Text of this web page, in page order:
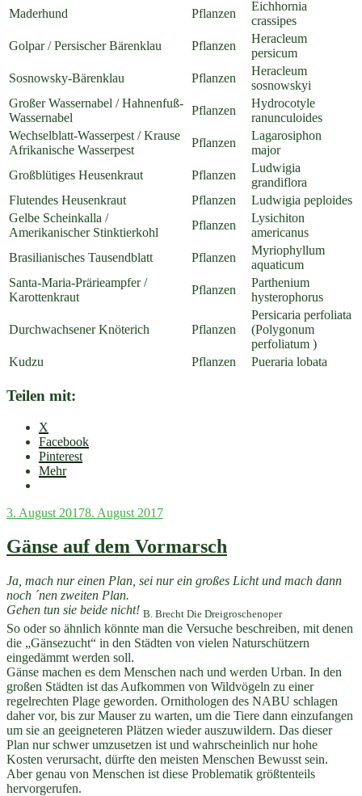
Maderhund Pflanzen
Eichhornia
crassipes
Golpar / Persischer Bärenklau
Pflanzen
Heracleum
persicum
Sosnowsky-Bärenklau
Pflanzen
Heracleum
sosnowskyi
Großer Wassernabel / Hahnenfuß-
Wassernabel
Pflanzen
Hydrocotyle
ranunculoides
Wechselblatt-Wasserpest / Krause
Afrikanische Wasserpest
Pflanzen
Lagarosiphon
major
Großblütiges Heusenkraut
Pflanzen
Ludwigia
grandiflora
Flutendes Heusenkraut
Pflanzen
Ludwigia peploides
Gelbe Scheinkalla /
Amerikanischer Stinktierkohl
Pflanzen
Lysichiton
americanus
Brasilianisches Tausendblatt
Pflanzen
Myriophyllum
aquaticum
Santa-Maria-Prärieampfer /
Karottenkraut
Pflanzen
Parthenium
hysterophorus
Durchwachsener Knöterich Pflanzen
Persicaria perfoliata
(Polygonum
perfoliatum )
Kudzu
Pflanzen Pueraria lobata
Teilen mit:
X
Facebook
Pinterest
Mehr
Veröffentlicht
3. August 20178. August 2017
Gänse auf dem Vormarsch
Ja, mach nur einen Plan, sei nur ein großes Licht und mach dann
noch ´nen zweiten Plan.
Gehen tun sie beide nicht! B. Brecht Die Dreigroschenoper
So oder so ähnlich könnte man die Versuche beschreiben, mit denen
die „Gänsezucht“ in den Städten von vielen Naturschützern
eingedämmt werden soll.
Gänse machen es dem Menschen nach und werden Urban. In den
großen Städten ist das Aufkommen von Wildvögeln zu einer
regelrechten Plage geworden. Ornithologen des NABU schlagen
daher vor, bis zur Mauser zu warten, um die Tiere dann einzufangen
um sie an geeigneteren Plätzen wieder auszuwildern. Das dieser
Plan nur schwer umzusetzen ist und wahrscheinlich nur hohe
Kosten verursacht, dürfte den meisten Menschen Bewusst sein.
Aber genau von Menschen ist diese Problematik größtenteils
hervorgerufen.